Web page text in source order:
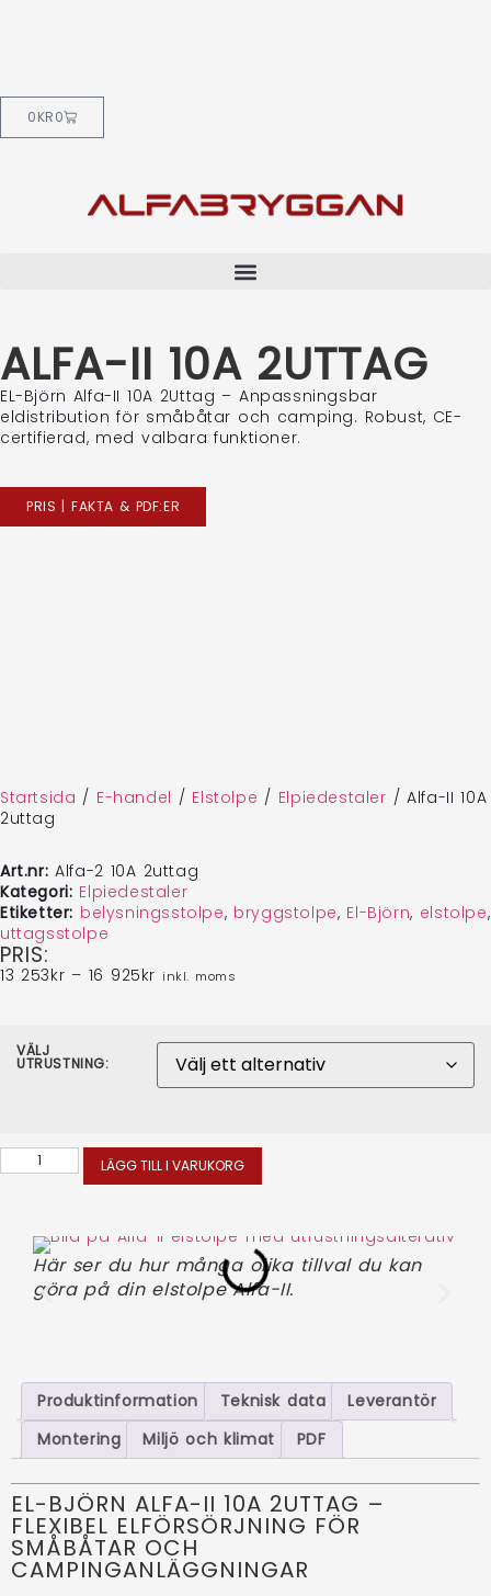
0KR0
ALFA-II 10A 2UTTAG
EL-Björn Alfa-II 10A 2Uttag – Anpassningsbar
eldistribution för småbåtar och camping. Robust, CE-
certifierad, med valbara funktioner.
PRIS | FAKTA & PDF:ER
Startsida / E-handel / Elstolpe / Elpiedestaler /Alfa-II 10A
2uttag
Art.nr:Alfa-2 10A 2uttag
Kategori: Elpiedestaler
Etiketter: belysningsstolpe, bryggstolpe, El-Björn, elstolpe,
uttagsstolpe
PRIS:
13 253kr – 16 925kr inkl. moms
VÄLJ
UTRUSTNING:
LÄGG TILL I VARUKORG
Här ser du hur många olika tillval du kan
göra på din elstolpe Alfa-II.
Produktinformation Teknisk data
Leverantör
Montering
Miljö och klimat PDF
EL-BJÖRN ALFA-II 10A 2UTTAG –
FLEXIBEL ELFÖRSÖRJNING FÖR
SMÅBÅTAR OCH
CAMPINGANLÄGGNINGAR